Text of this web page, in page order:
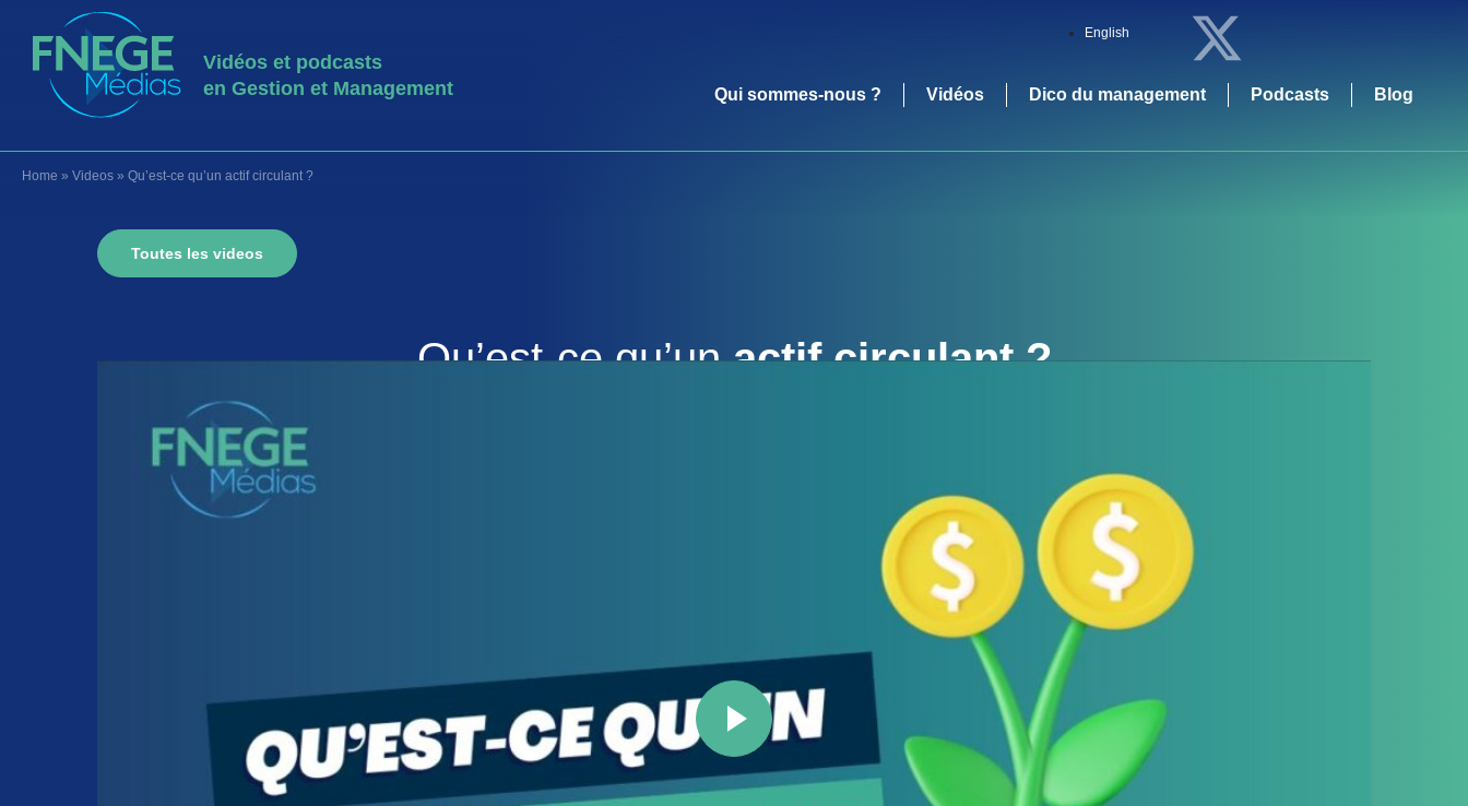
Vidéos et podcasts
en Gestion et Management
English
Qui sommes-nous ? Vidéos Dico du management Podcasts Blog
Home » Videos » Qu’est-ce qu’un actif circulant ?
Toutes les videos
Qu’est-ce qu’unactif circulant ?